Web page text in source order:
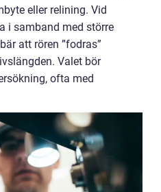
eller relining. Vid
i samband med större
att rören ”fodras”
Valet bör
ofta med